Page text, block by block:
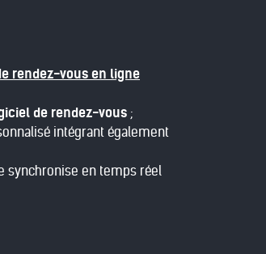
rendez-vous en ligne
de rendez-vous ;
intégrant également
synchronise en temps réel